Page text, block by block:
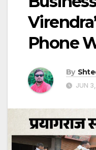
Phone
By
JUN